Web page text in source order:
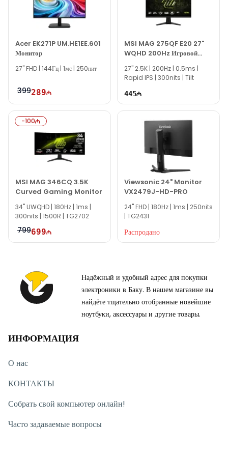
Если вам нужна помощь с выбором, наши специалисты
доступны ежедневно с 10:00 до 19:00.
Series 7 Pro 727pq QHD Monitor 8J4D8UT через
онлайн-чат на сайте.
Вне рабочего времени вы можете связаться с нами по email
Спасибо за выбор Texno Gallery!
Acer EK271P UM.HE1EE.601
Монитор
27" FHD | 144Гц | 1мс | 250нит
399289
MSI MAG 275QF E20 27"
WQHD 200Hz Игровой
Монитор
27" 2.5K | 200Hz | 0.5ms |
Rapid IPS | 300nits | Tilt
445
-100
MSI MAG 346CQ 3.5K
Curved Gaming Monitor
34" UWQHD | 180Hz | 1ms |
300nits | 1500R | TG2702
799699
Viewsonic 24" Monitor
VX2479J-HD-PRO
24'' FHD | 180Hz | 1ms | 250nits
| TG2431
Распродано
Надёжный и удобный адрес для покупки
электроники в Баку. В нашем магазине вы
найдёте тщательно отобранные новейшие
ноутбуки, аксессуары и другие товары.
ИНФОРМАЦИЯ
О нас
КОНТАКТЫ
Собрать свой компьютер онлайн!
Часто задаваемые вопросы